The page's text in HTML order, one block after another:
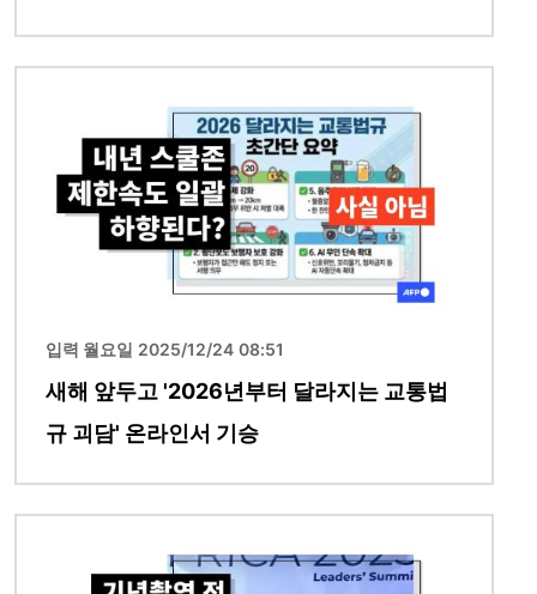
입력 월요일 2025/12/24 08:51
새해 앞두고 '2026년부터 달라지는 교통법
규 괴담' 온라인서 기승